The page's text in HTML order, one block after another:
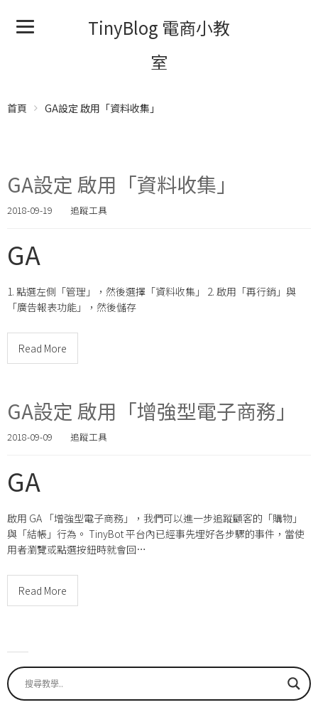
TinyBlog 電商小教
室
首頁 GA設定 啟用「資料收集」
GA設定 啟用「資料收集」
2018-09-19 追蹤工具
GA
1. 點選左側「管理」，然後選擇「資料收集」 2. 啟用「再行銷」與
「廣告報表功能」，然後儲存
Read More
GA設定 啟用「增強型電子商務」
2018-09-09 追蹤工具
GA
啟用 GA 「增強型電子商務」，我們可以進一步追蹤顧客的「購物」
與「結帳」行為。 TinyBot 平台內已經事先埋好各步驟的事件，當使
用者瀏覽或點選按鈕時就會回…
Read More